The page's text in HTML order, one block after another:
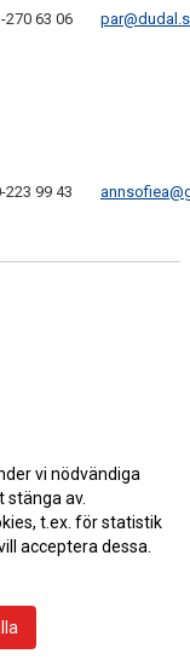
270 63 06
223 99 43
vi nödvändiga
stänga av.
t.ex. för statistik
acceptera dessa.